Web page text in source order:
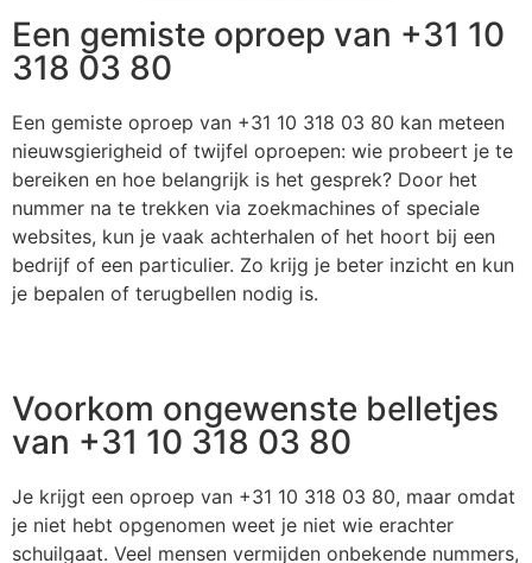
Een gemiste oproep van +31 10
318 03 80
Een gemiste oproep van +31 10 318 03 80 kan meteen
nieuwsgierigheid of twijfel oproepen: wie probeert je te
bereiken en hoe belangrijk is het gesprek? Door het
nummer na te trekken via zoekmachines of speciale
websites, kun je vaak achterhalen of het hoort bij een
bedrijf of een particulier. Zo krijg je beter inzicht en kun
je bepalen of terugbellen nodig is.
Voorkom ongewenste belletjes
van +31 10 318 03 80
Je krijgt een oproep van +31 10 318 03 80, maar omdat
je niet hebt opgenomen weet je niet wie erachter
schuilgaat. Veel mensen vermijden onbekende nummers,